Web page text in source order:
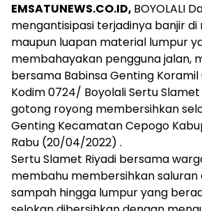
EMSATUNEWS.CO.ID, BOYOLALI
mengantisipasi terjadinya banjir di
maupun luapan material lumpur
membahayakan pengguna jalan,
bersama Babinsa Genting
Kodim 0724/ Boyolali Sertu
gotong royong membersihkan
Genting Kecamatan Cepogo
Rabu (20/04/2022) .
Sertu Slamet Riyadi bersama
membahu membersihkan saluran
sampah hingga lumpur yang